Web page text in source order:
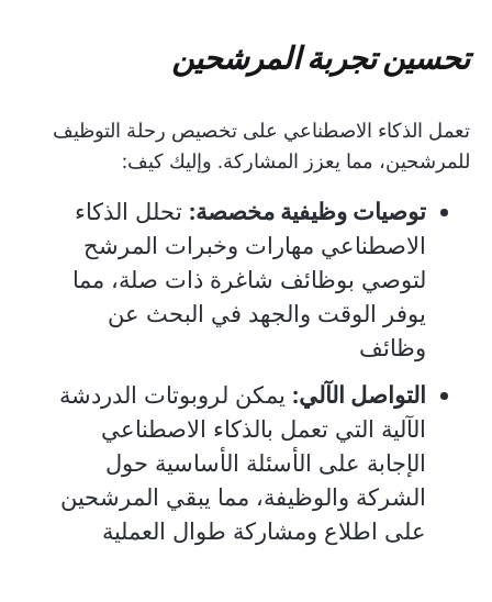
تحسين تجربة المرشحين
تعمل الذكاء الاصطناعي على تخصيص رحلة التوظيف
للمرشحين، مما يعزز المشاركة. وإليك كيف:
توصيات وظيفية مخصصة: تحلل الذكاء
الاصطناعي مهارات وخبرات المرشح
لتوصي بوظائف شاغرة ذات صلة، مما
يوفر الوقت والجهد في البحث عن
وظائف
التواصل الآلي: يمكن لروبوتات الدردشة
الآلية التي تعمل بالذكاء الاصطناعي
الإجابة على الأسئلة الأساسية حول
الشركة والوظيفة، مما يبقي المرشحين
على اطلاع ومشاركة طوال العملية